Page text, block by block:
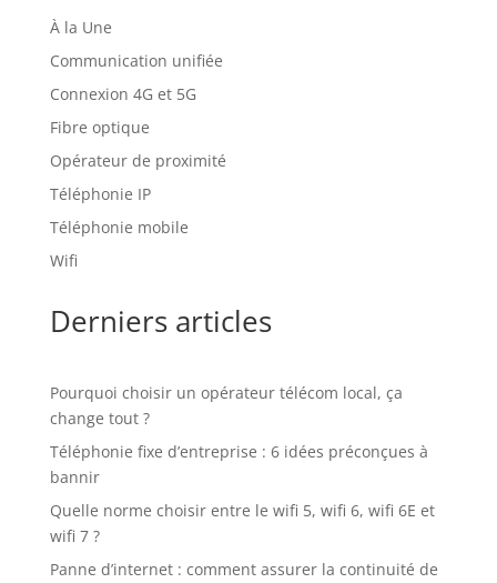
À la Une
Communication unifiée
Connexion 4G et 5G
Fibre optique
Opérateur de proximité
Téléphonie IP
Téléphonie mobile
Wifi
Derniers articles
Pourquoi choisir un opérateur télécom local, ça
change tout ?
Téléphonie fixe d’entreprise : 6 idées préconçues à
bannir
Quelle norme choisir entre le wifi 5, wifi 6, wifi 6E et
wifi 7 ?
Panne d’internet : comment assurer la continuité de